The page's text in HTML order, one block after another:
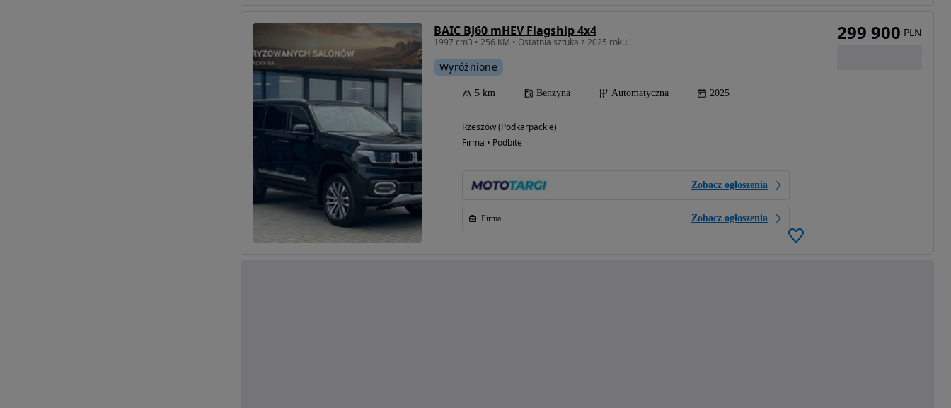
BAIC BJ60 mHEV Flagship 4x4
1997 cm3 • 256 KM • Ostatnia sztuka z 2025 roku !
Wyróżnione
5 km Benzyna Automatyczna 2025
Rzeszów (Podkarpackie)
Firma • Podbite
Zobacz ogłoszenia
Firma Zobacz ogłoszenia
299 900 PLN